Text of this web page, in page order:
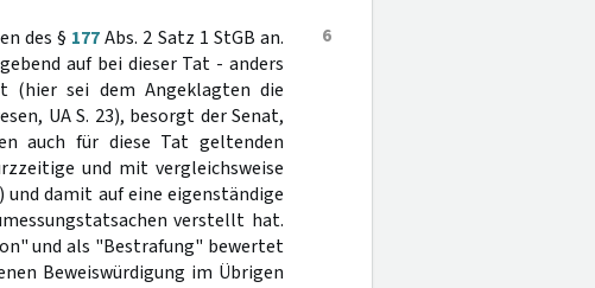
6
des § 177Abs. 2 Satz 1 StGB an.
auf bei dieser Tat - anders
(hier sei dem Angeklagten die
UA S. 23), besorgt der Senat,
auch für diese Tat geltenden
und mit vergleichsweise
und damit auf eine eigenständige
verstellt hat.
und als "Bestrafung" bewertet
Beweiswürdigung im Übrigen